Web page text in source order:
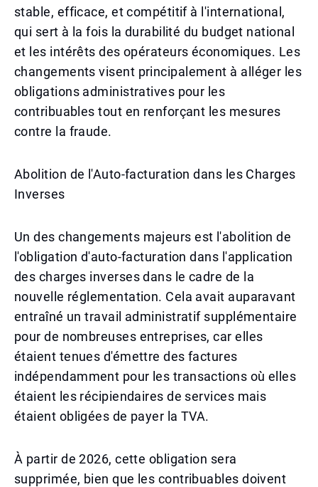
stable, efficace, et compétitif à l'international,
qui sert à la fois la durabilité du budget national
et les intérêts des opérateurs économiques. Les
changements visent principalement à alléger les
obligations administratives pour les
contribuables tout en renforçant les mesures
contre la fraude.
Abolition de l'Auto-facturation dans les Charges
Inverses
Un des changements majeurs est l'abolition de
l'obligation d'auto-facturation dans l'application
des charges inverses dans le cadre de la
nouvelle réglementation. Cela avait auparavant
entraîné un travail administratif supplémentaire
pour de nombreuses entreprises, car elles
étaient tenues d'émettre des factures
indépendamment pour les transactions où elles
étaient les récipiendaires de services mais
étaient obligées de payer la TVA.
À partir de 2026, cette obligation sera
supprimée, bien que les contribuables doivent